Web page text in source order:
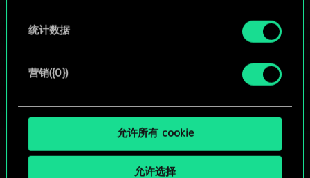
统计数据
营销({0})
允许所有 cookie
允许选择